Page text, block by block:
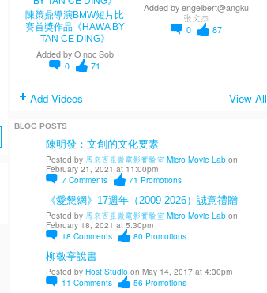
陳策鼎導演BMW短片比
賽首獎作品《HAWA BY
TAN CE DING》
Added by O noc Sob
0
71
Added byengelbert@angku
张文杰
0
87
Add Videos View All
BLOG POSTS
陳明發：文創的文化要素
Posted by 馬來西亞微電影實驗室 Micro Movie Labon
February 21, 2021 at 11:00pm
7 Comments 71 Promotions
《愛懇網》17週年（2009-2026）誠意禮贈
Posted by 馬來西亞微電影實驗室 Micro Movie Labon
February 18, 2021 at 5:30pm
18 Comments 80 Promotions
柳敬亭說書
Posted by Host Studioon May 14, 2017 at 4:30pm
11 Comments 56 Promotions